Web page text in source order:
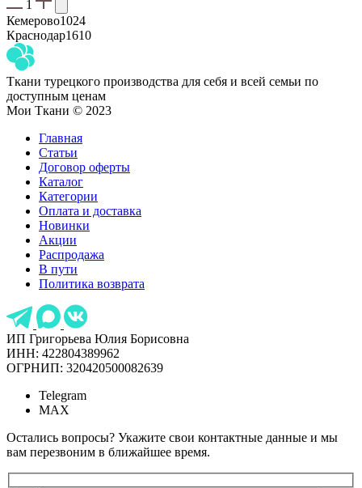
1
Кемерово1024
Краснодар1610
Ткани турецкого производства для себя и всей семьи по
доступным ценам
Мои Ткани © 2023
Главная
Статьи
Договор оферты
Каталог
Категории
Оплата и доставка
Новинки
Акции
Распродажа
В пути
Политика возврата
ИП Григорьева Юлия Борисовна
ИНН: 422804389962
ОГРНИП: 320420500082639
Telegram
MAX
Остались вопросы? Укажите свои контактные данные и мы
вам перезвоним в ближайшее время.